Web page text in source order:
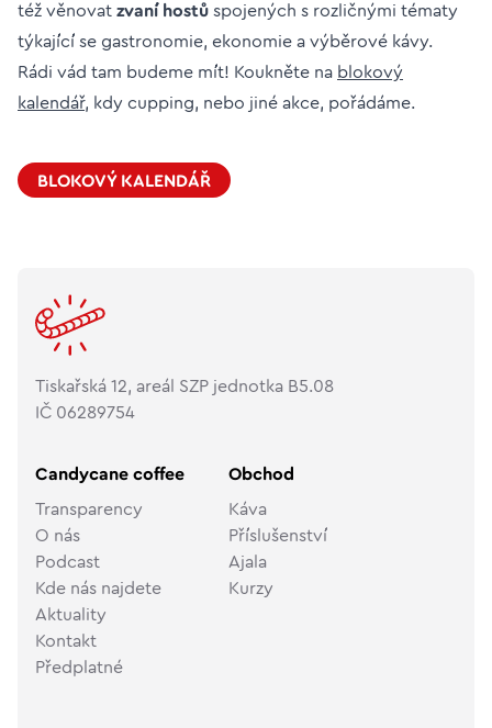
též věnovat zvaní hostů spojených s rozličnými tématy
týkající se gastronomie, ekonomie a výběrové kávy.
Rádi vád tam budeme mít! Koukněte na blokový
kalendář, kdy cupping, nebo jiné akce, pořádáme.
BLOKOVÝ KALENDÁŘ
Tiskařská 12, areál SZP jednotka B5.08
IČ 06289754
Candycane coffee
Transparency
O nás
Podcast
Kde nás najdete
Aktuality
Kontakt
Předplatné
Obchod
Káva
Příslušenství
Ajala
Kurzy